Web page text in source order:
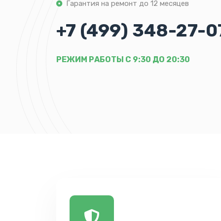
Гарантия на ремонт до 12 месяцев
+7 (499) 348-27-
РЕЖИМ РАБОТЫ С 9:30 ДО 20:30